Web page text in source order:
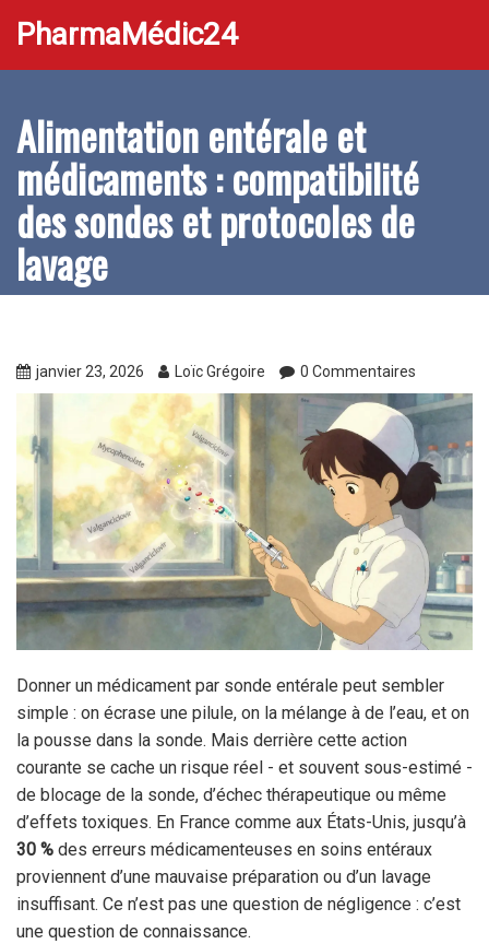
PharmaMédic24
Alimentation entérale et
médicaments : compatibilité
des sondes et protocoles de
lavage
janvier 23, 2026 Loïc Grégoire 0 Commentaires
Donner un médicament par sonde entérale peut sembler
simple : on écrase une pilule, on la mélange à de l’eau, et on
la pousse dans la sonde. Mais derrière cette action
courante se cache un risque réel - et souvent sous-estimé -
de blocage de la sonde, d’échec thérapeutique ou même
d’effets toxiques. En France comme aux États-Unis, jusqu’à
30 % des erreurs médicamenteuses en soins entéraux
proviennent d’une mauvaise préparation ou d’un lavage
insuffisant. Ce n’est pas une question de négligence : c’est
une question de connaissance.